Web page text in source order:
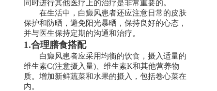
同时进行其他医疗上的治疗是非常重要的。
在生活中，白癜风患者还应注意日常的皮肤
保护和防晒，避免阳光暴晒，保持良好的心态，
并与医生保持定期的沟通和治疗。
1.合理膳食搭配
白癜风患者应采用均衡的饮食，摄入适量的
维生素C(注意摄入量)、维生素K和其他营养物
质。增加新鲜蔬菜和水果的摄入，包括卷心菜在
内。